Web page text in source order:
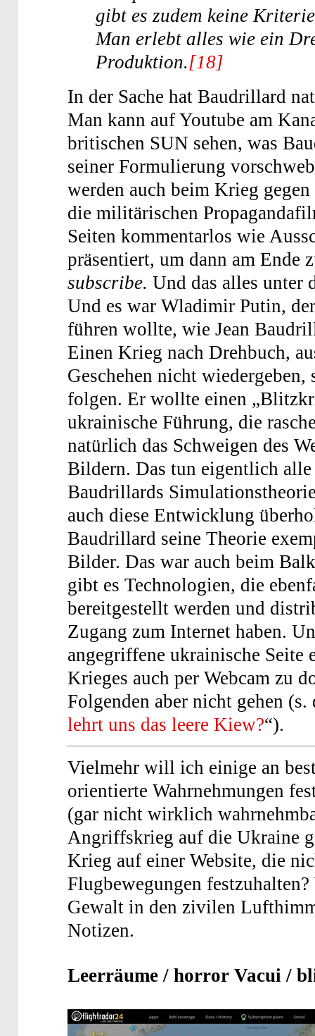
gibt es zudem keine
Man erlebt alles wie ein
Produktion.[18]
In der Sache hat Baudrillard
Man kann auf Youtube am
britischen SUN sehen, was
seiner Formulierung
werden auch beim Krieg
die militärischen
Seiten kommentarlos wie
präsentiert, um dann am Ende
subscribe. Und das alles unter
Und es war Wladimir Putin,
führen wollte, wie Jean
Einen Krieg nach Drehbuch,
Geschehen nicht
folgen. Er wollte einen
ukrainische Führung, die
natürlich das Schweigen des
Bildern. Das tun eigentlich
Baudrillards
auch diese Entwicklung
Baudrillard seine Theorie
Bilder. Das war auch beim
gibt es Technologien, die
bereitgestellt werden und
Zugang zum Internet haben.
angegriffene ukrainische Seite
Krieges auch per Webcam zu
Folgenden aber nicht gehen
lehrt uns das leere Kiew?“).
Vielmehr will ich einige an
orientierte Wahrnehmungen
(gar nicht wirklich
Angriffskrieg auf die Ukraine
Krieg auf einer Website, die
Flugbewegungen
Gewalt in den zivilen
Notizen.
Leerräume / horror Vacui /